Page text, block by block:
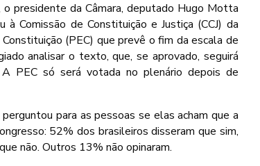
o presidente da Câmara, deputado Hugo Motta
à Comissão de Constituição e Justiça (CCJ) da
(PEC) que prevê o fim da escala de
analisar o texto, que, se aprovado, seguirá
A PEC só será votada no plenário depois de
para as pessoas se elas acham que a
52% dos brasileiros disseram que sim,
não. Outros 13% não opinaram.